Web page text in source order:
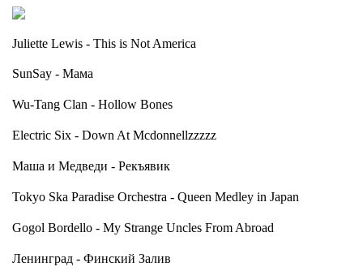
Juliette Lewis - This is Not America
SunSay - Мама
Wu-Tang Clan - Hollow Bones
Electric Six - Down At Mcdonnellzzzzz
Маша и Медведи - Рекъявик
Tokyo Ska Paradise Orchestra - Queen Medley in Japan
Gogol Bordello - My Strange Uncles From Abroad
Ленинград - Финский Залив